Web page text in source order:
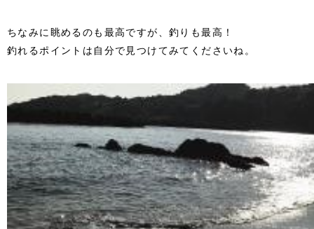
ちなみに眺めるのも最高ですが、釣りも最高！
釣れるポイントは自分で見つけてみてくださいね。